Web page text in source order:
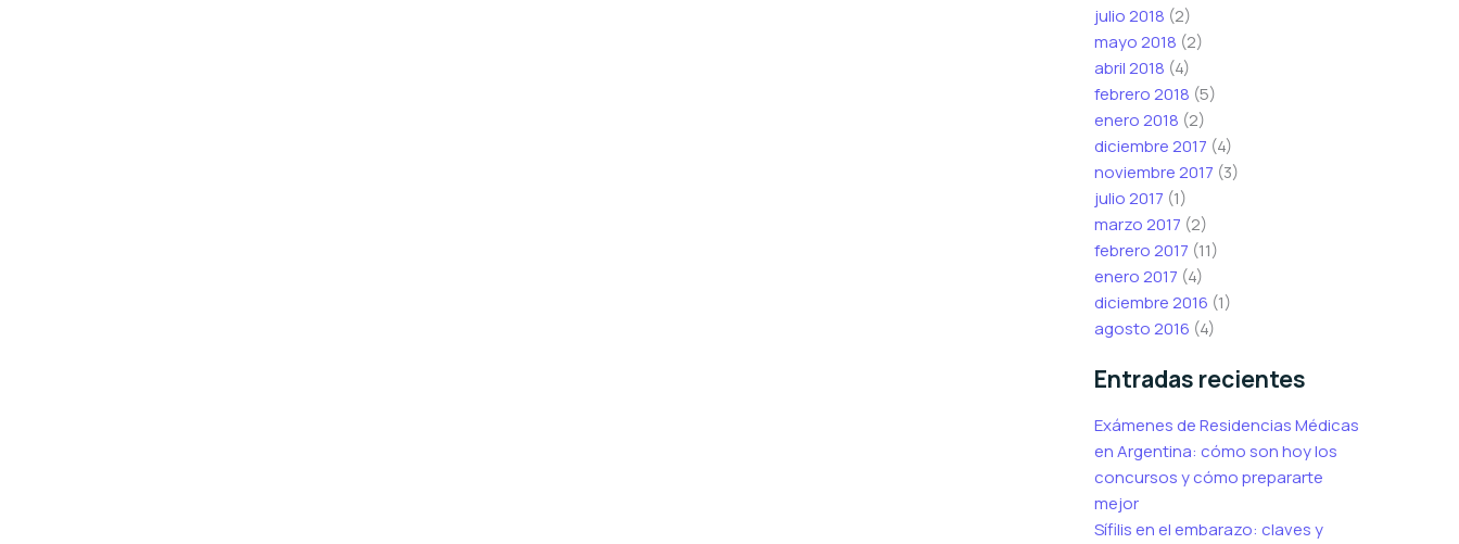
julio 2018 (2)
mayo 2018 (2)
abril 2018 (4)
febrero 2018 (5)
enero 2018 (2)
diciembre 2017 (4)
noviembre 2017 (3)
julio 2017 (1)
marzo 2017 (2)
febrero 2017 (11)
enero 2017 (4)
diciembre 2016 (1)
agosto 2016 (4)
Entradas recientes
Exámenes de Residencias Médicas
en Argentina: cómo son hoy los
concursos y cómo prepararte
mejor
Sífilis en el embarazo: claves y